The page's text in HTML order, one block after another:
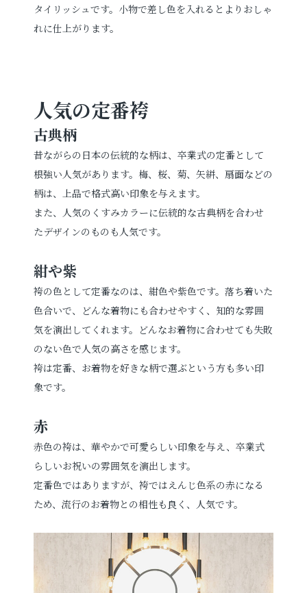
タイリッシュです。小物で差し色を入れるとよりおしゃ
れに仕上がります。
人気の定番袴
古典柄
昔ながらの日本の伝統的な柄は、卒業式の定番として
根強い人気があります。梅、桜、菊、矢絣、扇面などの
柄は、上品で格式高い印象を与えます。
また、人気のくすみカラーに伝統的な古典柄を合わせ
たデザインのものも人気です。
紺や紫
袴の色として定番なのは、紺色や紫色です。落ち着いた
色合いで、どんな着物にも合わせやすく、知的な雰囲
気を演出してくれます。どんなお着物に合わせても失敗
のない色で人気の高さを感じます。
袴は定番、お着物を好きな柄で選ぶという方も多い印
象です。
赤
赤色の袴は、華やかで可愛らしい印象を与え、卒業式
らしいお祝いの雰囲気を演出します。
定番色ではありますが、袴ではえんじ色系の赤になる
ため、流行のお着物との相性も良く、人気です。